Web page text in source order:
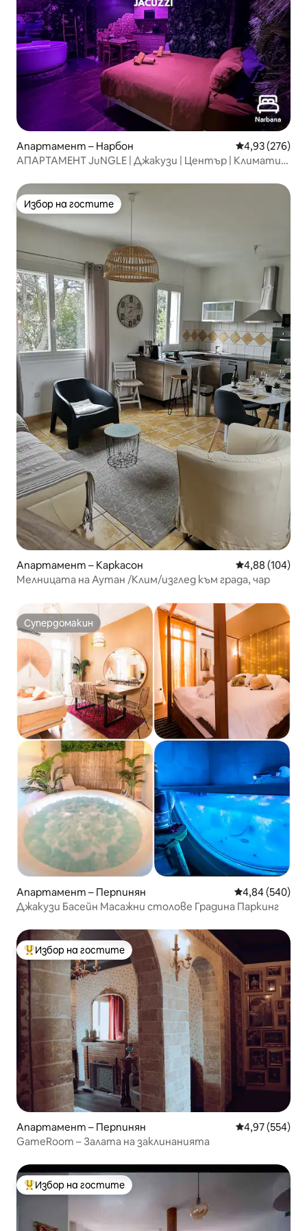
Апартамент – Нарбон Средна
4,93 (276)
АПАРТАМЕНТ JuNGLE | Джакузи | Център | Климатик
Избор на гостите
Избор на гостите
Апартамент – Каркасон Средна
4,88 (104)
Мелницата на Аутан /Клим/изглед към града, чар
Супердомакин
Супердомакин
Апартамент – Перпинян Средна
4,84 (540)
Джакузи Басейн Масажни столове Градина Паркинг
Най-популярен избор на гостите
Избор на гостите
Апартамент – Перпинян Средна
4,97 (554)
GameRoom – Залата на заклинанията
Най-популярен избор на гостите
Избор на гостите